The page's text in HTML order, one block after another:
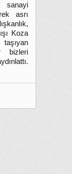
sanayi
asrı
Koza
bizleri